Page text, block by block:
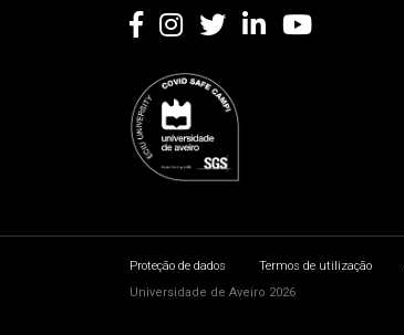
Proteção de dados Termos de utilização
Universidade de Aveiro 2026